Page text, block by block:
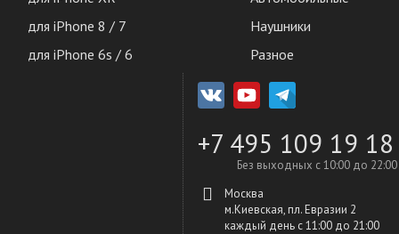
для iPhone 8 / 7
для iPhone 6s / 6
Наушники
Разное
+7 495 109 19 18
Без выходных с 10:00 до 22:00
Москва
м.Киевская, пл. Евразии 2
каждый день c 11:00 до 21:00